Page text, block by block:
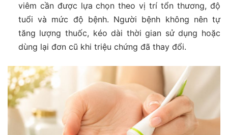
viêm cần được lựa chọn theo vị trí tổn thương, độ
tuổi và mức độ bệnh. Người bệnh không nên tự
tăng lượng thuốc, kéo dài thời gian sử dụng hoặc
dùng lại đơn cũ khi triệu chứng đã thay đổi.